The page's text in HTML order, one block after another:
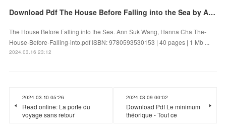
Download Pdf The House Before Falling into the Sea by Ann Suk Wang, Hanna Cha
The House Before Falling into the Sea. Ann Suk Wang, Hanna Cha The-
House-Before-Falling-into.pdf ISBN: 9780593530153 | 40 pages | 1 Mb ...
2024.03.16 23:12
2024.03.10 05:26
Read online: La porte du
voyage sans retour
2024.03.09 00:02
Download Pdf Le minimum
théorique - Tout ce